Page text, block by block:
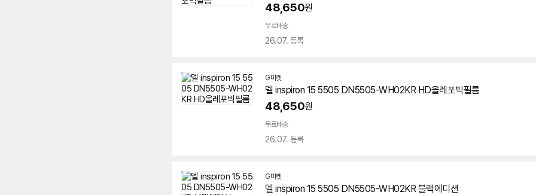
48,650원
무료배송
26.07. 등록
G마켓
델 inspiron 15 5505 DN5505-WH02KR HD올레포빅필름
48,650원
무료배송
26.07. 등록
G마켓
델 inspiron 15 5505 DN5505-WH02KR 블랙에디션